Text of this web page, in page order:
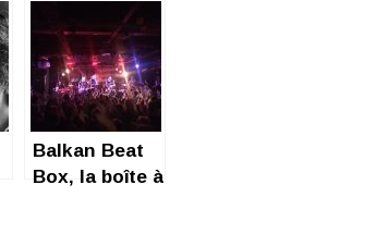
Balkan Beat
Box, la boîte à